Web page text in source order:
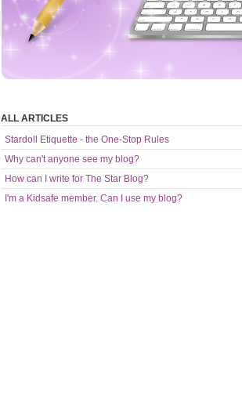
ALL ARTICLES
Stardoll Etiquette - the One-Stop Rules
Why can't anyone see my blog?
How can I write for The Star Blog?
I'm a Kidsafe member. Can I use my blog?